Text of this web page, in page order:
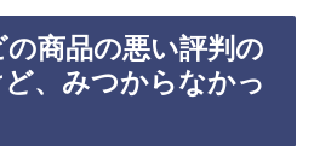
商品の悪い評判の
、みつからなかっ